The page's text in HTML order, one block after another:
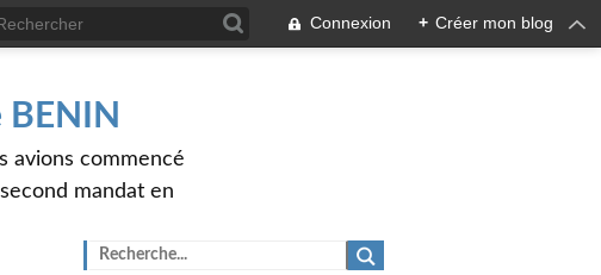
Connexion + Créer mon blog
BENIN
avions commencé
mandat en